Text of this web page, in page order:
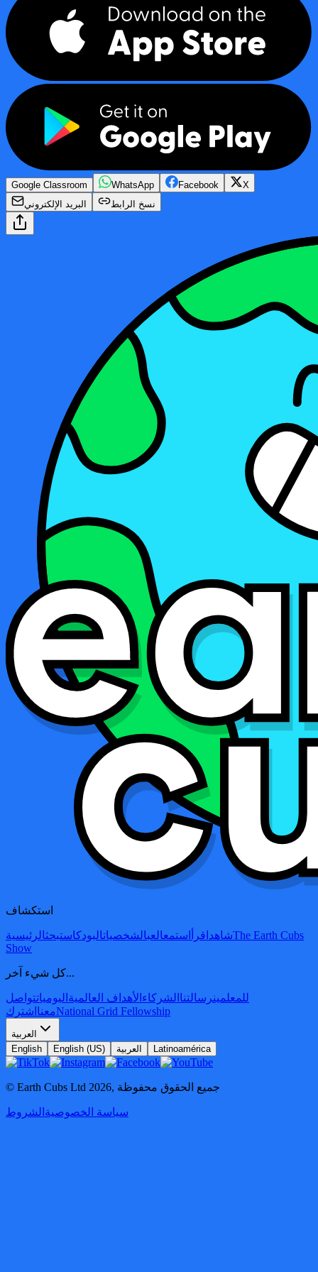
Google Classroom WhatsApp Facebook
X
البريد الإلكتروني
نسخ الرابط
استكشاف
شاهد اقرأ استمعالعبالشخصياتالبودكاستبحثالرئيسية
The Earth Cubs
Show
كل شيء آخر...
للمعلمينرسالتنا الشركاء الأهداف العالمية اليومياتتواصل
معنا اشترك National Grid Fellowship
العربية
English
English (US) العربية Latinoamérica
© Earth Cubs Ltd 2026, جميع الحقوق محفوظة
سياسة الخصوصية الشروط